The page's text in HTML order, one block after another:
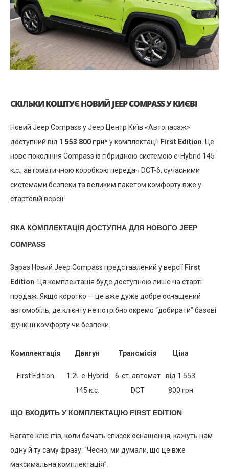
СКІЛЬКИ КОШТУЄ НОВИЙ JEEP COMPASS У КИЄВІ
Новий Jeep Compass у Jeep Центр Київ «Автопасаж»
доступний від 1 553 800 грн*у комплектації First Edition . Це
нове покоління Compass із гібридною системою e-Hybrid 145
к.с., автоматичною коробкою передач DCT-6, сучасними
системами безпеки та великим пакетом комфорту вже у
стартовій версії.
ЯКА КОМПЛЕКТАЦІЯ ДОСТУПНА ДЛЯ НОВОГО JEEP
COMPASS
Зараз Новий Jeep Compass представлений у версії First
Edition . Ця комплектація буде доступною лише на старті
продаж. Якщо коротко — це вже дуже добре оснащений
автомобіль, де клієнту не потрібно окремо “добирати” базові
функції комфорту чи безпеки.
Комплектація Двигун Трансмісія Ціна
First Edition
1.2L e-Hybrid
145 к.с.
6-ст. автомат
DCT
від 1 553
800 грн
ЩО ВХОДИТЬ У КОМПЛЕКТАЦІЮ FIRST EDITION
Багато клієнтів, коли бачать список оснащення, кажуть нам
одну й ту саму фразу: “Чесно, ми думали, що це вже
максимальна комплектація”.